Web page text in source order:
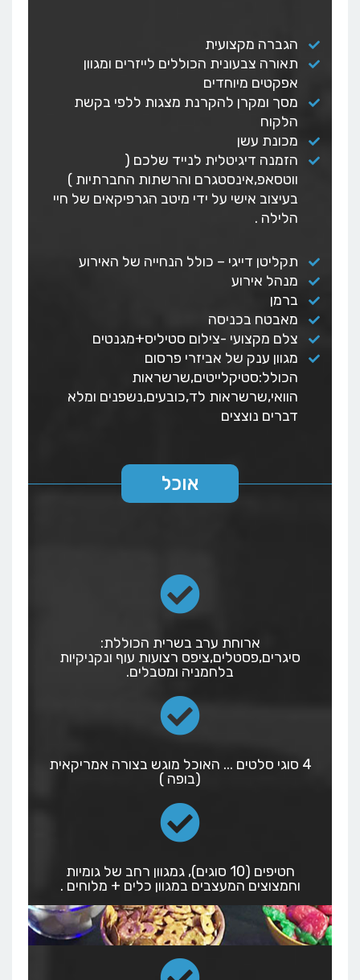
הגברה מקצועית
תאורה צבעונית הכוללים לייזרים ומגוון
אפקטים מיוחדים
מסך ומקרן להקרנת מצגות ללפי בקשת
הלקוח
מכונת עשן
הזמנה דיגיטלית לנייד שלכם (
ווטסאפ,אינסטגרם והרשתות החברתיות )
בעיצוב אישי על ידי מיטב הגרפיקאים של חיי
הלילה .
תקליטן דייגי – כולל הנחייה של האירוע
מנהל אירוע
ברמן
מאבטח בכניסה
צלם מקצועי -צילום סטיליס+מגנטים
מגוון ענק של אביזרי פרסום
הכולל:סטיקלייטים,שרשראות
הוואי,שרשראות לד,כובעים,נשפנים ומלא
דברים נוצצים
אוכל
ארוחת ערב בשרית הכוללת:
סיגרים,פסטלים,ציפס רצועות עוף ונקניקיות
בלחמניה ומטבלים.
4 סוגי סלטים ... האוכל מוגש בצורה אמריקאית
(בופה )
חטיפים (10 סוגים), גמגוון רחב של גומיות
וחמצוצים המעצבים במגוון כלים + מלוחים .